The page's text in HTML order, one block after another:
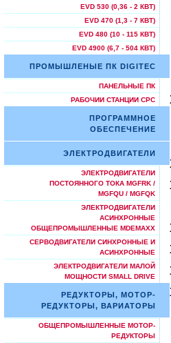
EVD 530 (0,36 - 2 КВТ)
EVD 470 (1,3 - 7 КВТ)
EVD 480 (10 - 115 КВТ)
EVD 4900 (6,7 - 504 КВТ)
ПРОМЫШЛЕНЫЕ ПК DIGITEC
ПАНЕЛЬНЫЕ ПК
РАБОЧИИ СТАНЦИИ СРС
ПРОГРАММНОЕ
ОБЕСПЕЧЕНИЕ
ЭЛЕКТРОДВИГАТЕЛИ
ЭЛЕКТРОДВИГАТЕЛИ
ПОСТОЯННОГО ТОКА MGFRK /
MGFQU / MGFQK
ЭЛЕКТРОДВИГАТЕЛИ
АСИНХРОННЫЕ
ОБЩЕПРОМЫШЛЕННЫЕ MDEMAXX
СЕРВОДВИГАТЕЛИ СИНХРОННЫЕ И
АСИНХРОННЫЕ
ЭЛЕКТРОДВИГАТЕЛИ МАЛОЙ
МОЩНОСТИ SMALL DRIVE
РЕДУКТОРЫ, МОТОР-
РЕДУКТОРЫ, ВАРИАТОРЫ
ОБЩЕПРОМЫШЛЕННЫЕ МОТОР-
РЕДУКТОРЫ